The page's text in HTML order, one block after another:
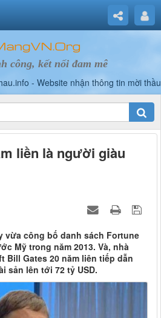
công, kết nối đam mê
liền là người giàu
vừa công bố danh sách Fortune
Mỹ trong năm 2013. Và, nhà
Bill Gates 20 năm liên tiếp dẫn
sản lên tới 72 tỷ USD.